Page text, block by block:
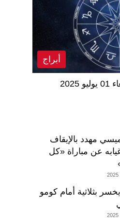
أبراج
مهدد بالإيقاف
عن مباراة «كل
يخسر بثلاثية أمام كومو